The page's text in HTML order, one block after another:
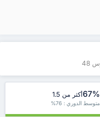
67%أكثر من 1.5
متوسط الدوري : 76%